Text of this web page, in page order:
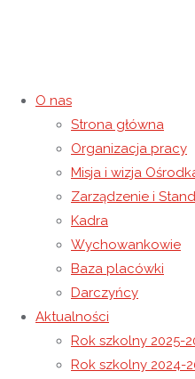
O nas
Strona główna
Organizacja pracy
Misja i wizja
Zarządzenie i
Kadra
Wychowankowie
Baza placówki
Darczyńcy
Aktualności
Rok szkolny 2025-
Rok szkolny 2024-
Regulamin
10 lutego 20227 września 2022
Strona główna Niewidoczne